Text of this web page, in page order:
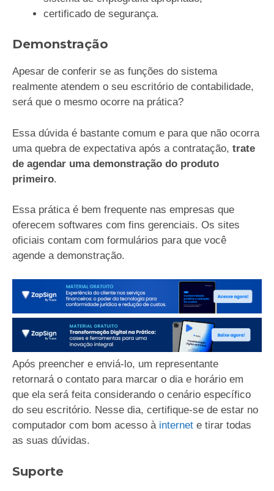
certificado de segurança.
Demonstração
Apesar de conferir se as funções do sistema
realmente atendem o seu escritório de contabilidade,
será que o mesmo ocorre na prática?
Essa dúvida é bastante comum e para que não ocorra
uma quebra de expectativa após a contratação, trate
de agendar uma demonstração do produto
primeiro.
Essa prática é bem frequente nas empresas que
oferecem softwares com fins gerenciais. Os sites
oficiais contam com formulários para que você
agende a demonstração.
Após preencher e enviá-lo, um representante
retornará o contato para marcar o dia e horário em
que ela será feita considerando o cenário específico
do seu escritório. Nesse dia, certifique-se de estar no
computador com bom acesso à internet e tirar todas
as suas dúvidas.
Suporte